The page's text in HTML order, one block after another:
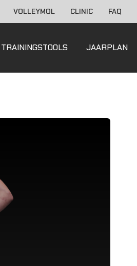
VOLLEYMOL CLINIC FAQ
TRAININGSTOOLS JAARPLAN